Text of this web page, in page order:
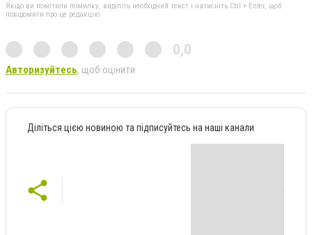
Якщо ви помітили помилку, виділіть необхідний текст і натисніть Ctrl + Enter, щоб
повідомити про це редакцію
0,0
Авторизуйтесь, щоб оцінити
Діліться цією новиною та підписуйтесь на наші канали